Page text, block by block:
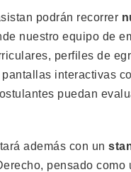
podrán recorrer
nuestro equipo de
perfiles de
interactivas
puedan
además con un
pensado